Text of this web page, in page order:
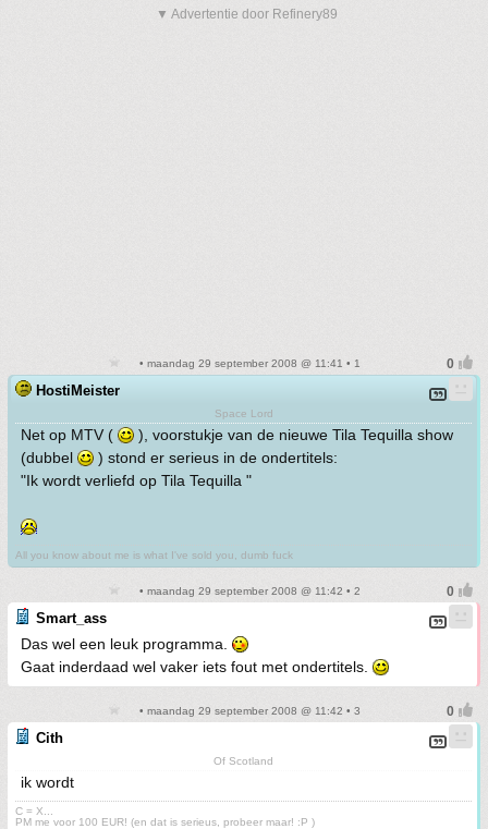
▼ Advertentie door Refinery89
• maandag 29 september 2008 @ 11:41 • 1
HostiMeister
Space Lord
Net op MTV (
), voorstukje van de nieuwe Tila Tequilla show
(dubbel
) stond er serieus in de ondertitels:
"Ik wordt verliefd op Tila Tequilla "
All you know about me is what I've sold you, dumb fuck
• maandag 29 september 2008 @ 11:42 • 2
Smart_ass
Das wel een leuk programma.
Gaat inderdaad wel vaker iets fout met ondertitels.
• maandag 29 september 2008 @ 11:42 • 3
Cith
Of Scotland
ik wordt
C = X...
PM me voor 100 EUR! (en dat is serieus, probeer maar! :P )